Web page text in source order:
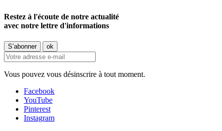
Restez à l'écoute de notre actualité
avec notre lettre d'informations
Vous pouvez vous désinscrire à tout moment.
Facebook
YouTube
Pinterest
Instagram